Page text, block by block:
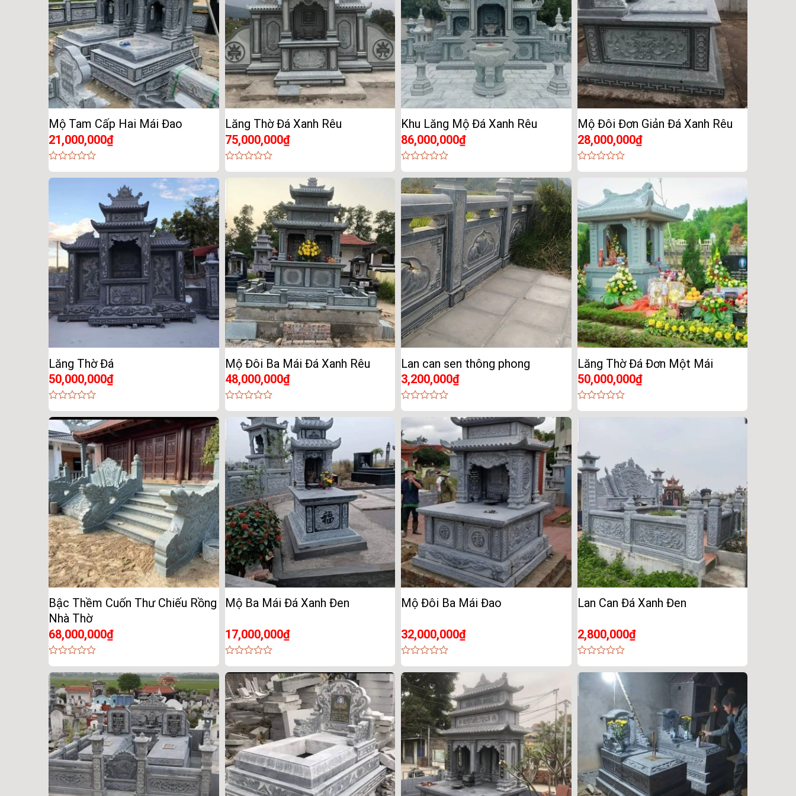
Mộ Tam Cấp Hai Mái Đao
21,000,000₫
0
out
Lăng Thờ Đá Xanh Rêu
75,000,000₫
0
Khu Lăng Mộ Đá Xanh Rêu
86,000,000₫
0
out
of
5
Mộ Đôi Đơn Giản Đá Xanh Rêu
28,000,000₫
0
5
Lăng Thờ Đá
50,000,000₫
0
out
5
Mộ Đôi Ba Mái Đá Xanh Rêu
48,000,000₫
0
out
Lan can sen thông phong
3,200,000₫
0
out
of
5
Lăng Thờ Đá Đơn Một Mái
50,000,000₫
0
Bậc Thềm Cuốn Thư Chiếu Rồng
Nhà Thờ
68,000,000₫
0
out
of
5
Mộ Ba Mái Đá Xanh Đen
17,000,000₫
0
out
of
5
Mộ Đôi Ba Mái Đao
32,000,000₫
0
out
of
5
Lan Can Đá Xanh Đen
2,800,000₫
0
out